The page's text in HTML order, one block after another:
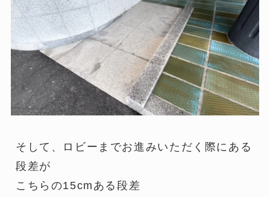
そして、ロビーまでお進みいただく際にある
段差が
こちらの15cmある段差